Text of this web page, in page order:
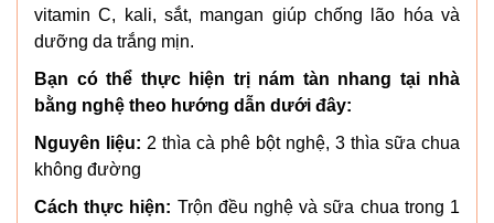
vitamin C, kali, sắt, mangan giúp chống lão hóa và
dưỡng da trắng mịn.
Bạn có thể thực hiện trị nám tàn nhang tại nhà
bằng nghệ theo hướng dẫn dưới đây:
Nguyên liệu: 2 thìa cà phê bột nghệ, 3 thìa sữa chua
không đường
Cách thực hiện: Trộn đều nghệ và sữa chua trong 1